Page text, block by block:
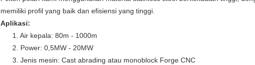
memiliki profil yang baik dan efisiensi yang tinggi.
Aplikasi:
1. Air kepala: 80m - 1000m
2. Power: 0,5MW - 20MW
3. Jenis mesin: Cast abrading atau monoblock Forge CNC